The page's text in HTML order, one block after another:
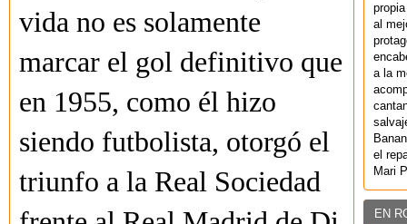
vida no es solamente
marcar el gol definitivo que
en 1955, como él hizo
siendo futbolista, otorgó el
triunfo a la Real Sociedad
al
a la
el
Mari
EN